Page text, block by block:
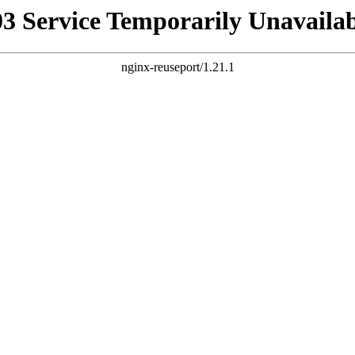
Service Temporarily
nginx-reuseport/1.21.1